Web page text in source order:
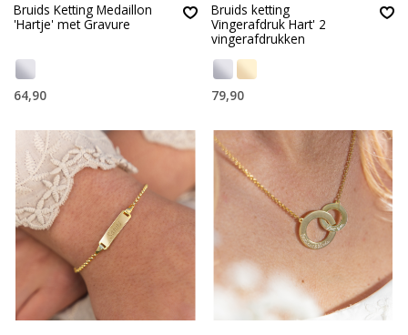
Bruids Ketting Medaillon
'Hartje' met Gravure
64,90
Bruids ketting
Vingerafdruk Hart' 2
vingerafdrukken
79,90